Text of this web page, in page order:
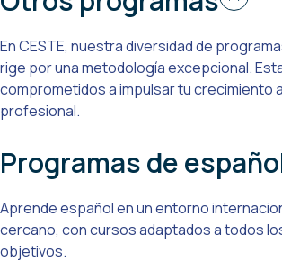
En CESTE, nuestra diversidad de
rige por una metodología excepcional.
comprometidos a impulsar tu crecimiento
profesional.
Programas de
Aprende español en un entorno
cercano, con cursos adaptados a todos
objetivos.